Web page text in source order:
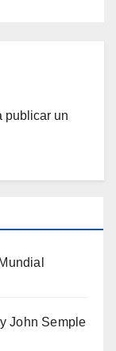
publicar un
John Semple